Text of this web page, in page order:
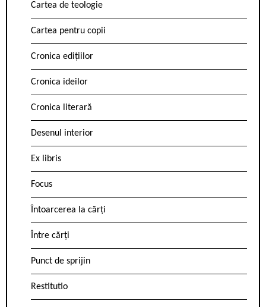
Cartea de teologie
Cartea pentru copii
Cronica edițiilor
Cronica ideilor
Cronica literară
Desenul interior
Ex libris
Focus
Întoarcerea la cărți
Între cărți
Punct de sprijin
Restitutio